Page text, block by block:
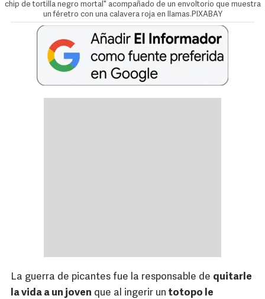
chip de tortilla negro mortal" acompañado de un envoltorio que muestra
un féretro con una calavera roja en llamas.PIXABAY
La guerra de picantes fue la responsable de quitarle
la vida a un joven que al ingerir un totopo le